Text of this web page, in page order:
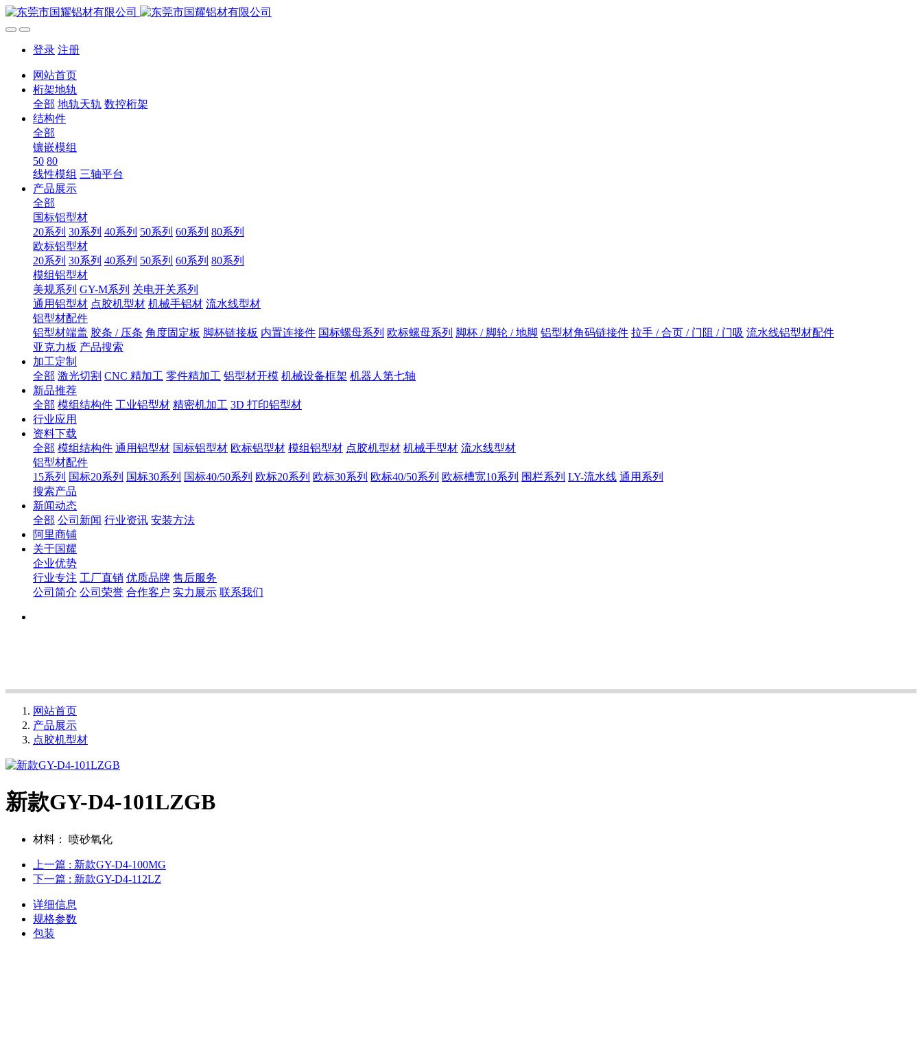
登录 注册
网站首页
桁架地轨
全部 地轨天轨 数控桁架
结构件
全部
镶嵌模组
50 80
线性模组 三轴平台
产品展示
全部
国标铝型材
20系列 30系列 40系列 50系列 60系列 80系列
欧标铝型材
20系列 30系列 40系列 50系列 60系列 80系列
模组铝型材
美规系列 GY-M系列 关电开关系列
通用铝型材 点胶机型材 机械手铝材 流水线型材
铝型材配件
铝型材端盖 胶条 / 压条 角度固定板 脚杯链接板 内置连接件 国标螺母系列 欧标螺母系列 脚杯 / 脚轮 / 地脚 铝型材角码链接件 拉手 / 合页 / 门阻 / 门吸 流水线铝型材配件
亚克力板 产品搜索
加工定制
全部 激光切割 CNC 精加工 零件精加工 铝型材开模 机械设备框架 机器人第七轴
新品推荐
全部 模组结构件 工业铝型材 精密机加工 3D 打印铝型材
行业应用
资料下载
全部 模组结构件 通用铝型材 国标铝型材 欧标铝型材 模组铝型材 点胶机型材 机械手型材 流水线型材
铝型材配件
15系列 国标20系列 国标30系列 国标40/50系列 欧标20系列 欧标30系列 欧标40/50系列 欧标槽宽10系列 围栏系列 LY-流水线 通用系列
搜索产品
新闻动态
全部 公司新闻 行业资讯 安装方法
阿里商铺
关于国耀
企业优势
行业专注 工厂直销 优质品牌 售后服务
公司简介 公司荣誉 合作客户 实力展示 联系我们
网站首页
产品展示
点胶机型材
新款GY-D4-101LZGB
材料： 喷砂氧化
上一篇 : 新款GY-D4-100MG
下一篇 : 新款GY-D4-112LZ
详细信息
规格参数
包装